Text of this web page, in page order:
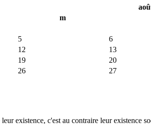
m
5 6
12 13
19 20
26 27
existence, c'est au contraire leur existence